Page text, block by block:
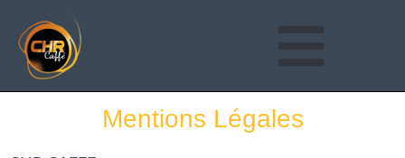
Mentions Légales